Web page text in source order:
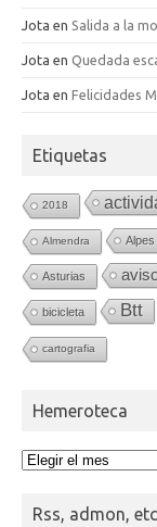
Jota en Salida a la
Jota en Quedada
Jota en Felicidades
Etiquetas
2018
Almendra Alpes
Asturias
bicicleta Btt
cartografia
Hemeroteca
Hemeroteca
Rss, admon,